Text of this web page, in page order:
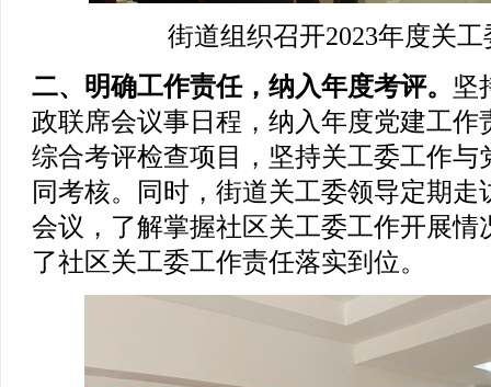
街道组织召开2023年度关
二、明确工作责任，纳入年度考评。 坚
政联席会议事日程，纳入年度党建工
综合考评检查项目，坚持关工委工作
同考核。同时，街道关工委领导定期
会议，了解掌握社区关工委工作开展
了社区关工委工作责任落实到位。